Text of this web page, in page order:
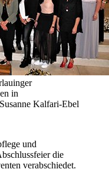
in
Kalfari-Ebel
und
die
verabschiedet.